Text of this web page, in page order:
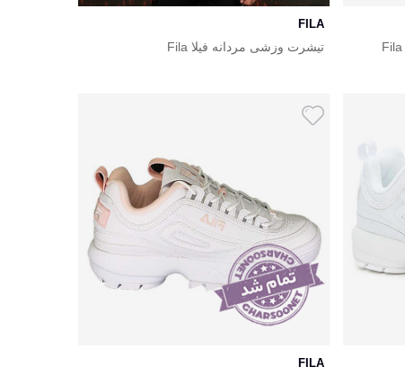
FILA
تیشرت وزشی مردانه فیلا Fila
FILA